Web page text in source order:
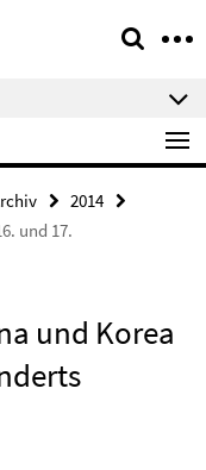
2014
und 17.
und Korea